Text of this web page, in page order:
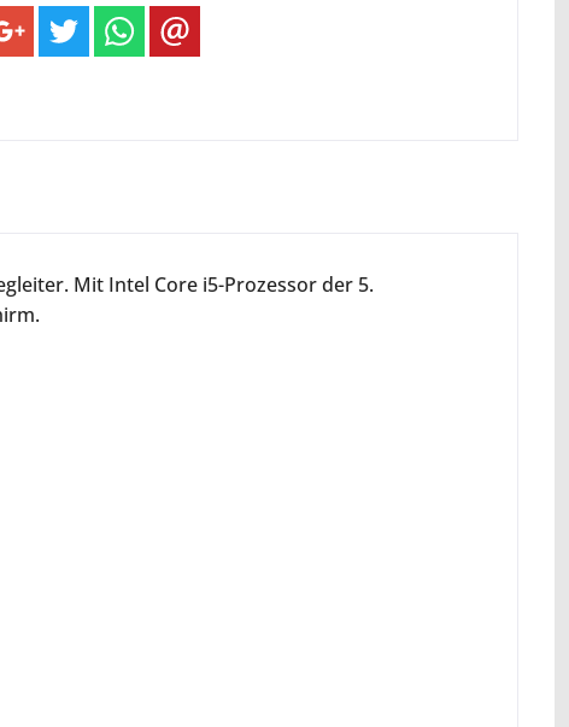
Mit Intel Core i5-Prozessor der 5.